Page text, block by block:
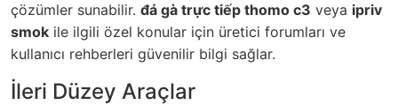
çözümler sunabilir. đá gà trực tiếp thomo c3 veya ipriv
smok ile ilgili özel konular için üretici forumları ve
kullanıcı rehberleri güvenilir bilgi sağlar.
İleri Düzey Araçlar